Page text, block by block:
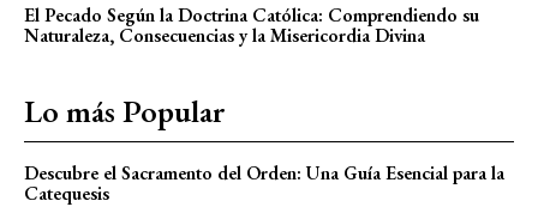
El Pecado Según la Doctrina Católica: Comprendiendo su
Naturaleza, Consecuencias y la Misericordia Divina
Lo más Popular
Descubre el Sacramento del Orden: Una Guía Esencial para la
Catequesis